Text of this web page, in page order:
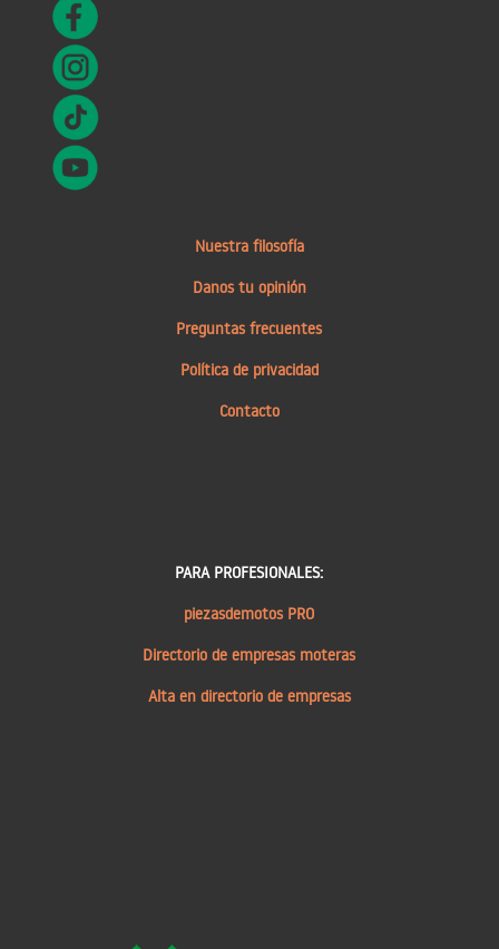
Nuestra filosofía
Danos tu opinión
Preguntas frecuentes
Política de privacidad
Contacto
PARA PROFESIONALES:
piezasdemotos PRO
Directorio de empresas moteras
Alta en directorio de empresas